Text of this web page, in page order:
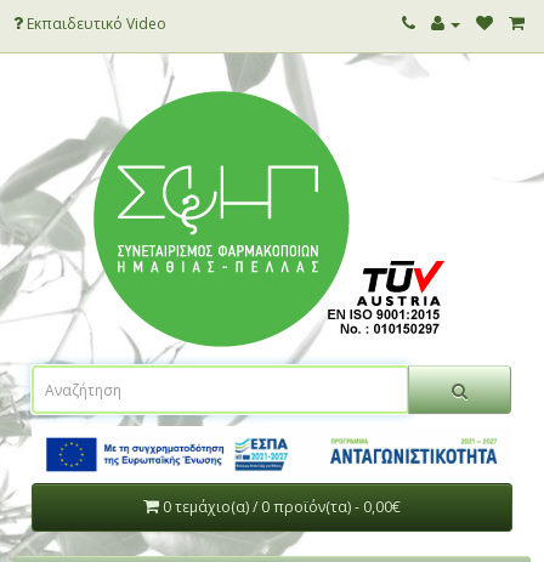
Εκπαιδευτικό Video
0 τεμάχιο(α) / 0 προϊόν(τα) - 0,00€